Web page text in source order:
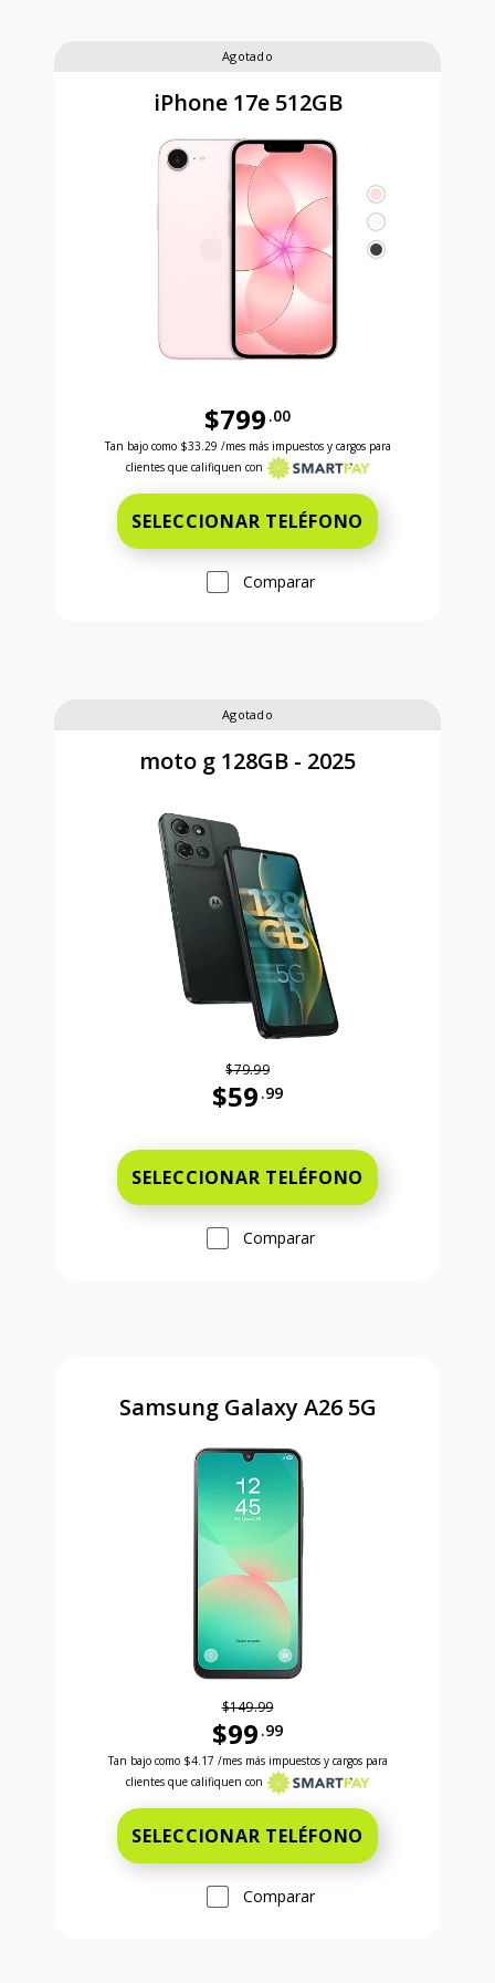
Agotado
iPhone 17e 512GB
$799 .00
Antes el precio era 799 dollars and 00 cents
Tan bajo como $33.29 /mes más impuestos y cargos para
clientes que califiquen con
SELECCIONAR TELÉFONO
Comparar
Agotado
moto g 128GB - 2025
$79.99
$59 .99
SELECCIONAR TELÉFONO
Comparar
Samsung Galaxy A26 5G
$149.99
$99 .99
Antes el precio era 149 dollars and 99 cents
Tan bajo como $4.17 /mes más impuestos y cargos para
clientes que califiquen con
SELECCIONAR TELÉFONO
Comparar